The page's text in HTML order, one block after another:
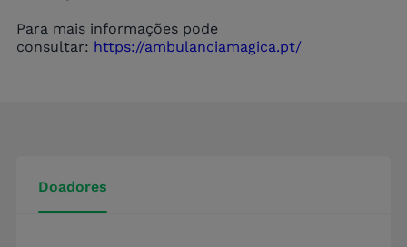
Para mais informações pode
consultar: https://ambulanciamagica.pt/
Doadores